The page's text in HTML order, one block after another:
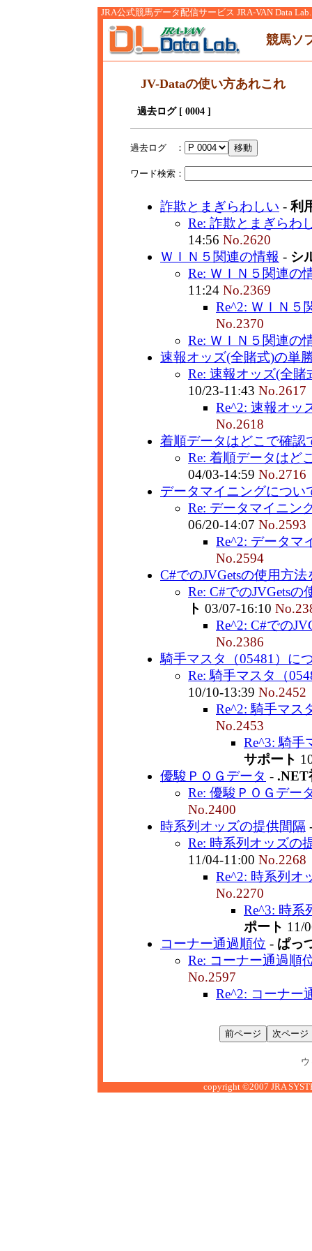
JRA公式競馬データ配信サービス JRA-VAN Data Lab.
競馬ソ
JV-Dataの使い方あれこれ
過去ログ [ 0004 ]
過去ログ ：
ワード検索：
詐欺とまぎらわしい -利
Re: 詐欺とまぎらわ
14:56 No.2620
ＷＩＮ５関連の情報 - シ
Re: ＷＩＮ５関連の
11:24 No.2369
Re^2: ＷＩＮ５
No.2370
Re: ＷＩＮ５関連の
速報オッズ(全賭式)の単
Re: 速報オッズ(全賭
10/23-11:43 No.2617
Re^2: 速報オッ
No.2618
着順データはどこで確認
Re: 着順データはど
04/03-14:59 No.2716
データマイニングについ
Re: データマイニン
06/20-14:07 No.2593
Re^2: データマ
No.2594
C#でのJVGetsの使用方
Re: C#でのJVGetsの
ト 03/07-16:10
Re^2: C#での
No.2386
騎手マスタ（05481）に
Re: 騎手マスタ（
10/10-13:39 No.2452
Re^2: 騎手マス
No.2453
Re^3: 騎手
サポート
優駿ＰＯＧデータ - .NET
Re: 優駿ＰＯＧデー
No.2400
時系列オッズの提供間隔
Re: 時系列オッズの
11/04-11:00 No.2268
Re^2: 時系列オ
No.2270
Re^3: 時系
ポート 11/
コーナー通過順位 - ぱっ
Re: コーナー通過順
No.2597
Re^2: コーナー
copyright ©2007 JRA